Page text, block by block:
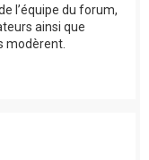
l’équipe du forum,
ainsi que
modèrent.